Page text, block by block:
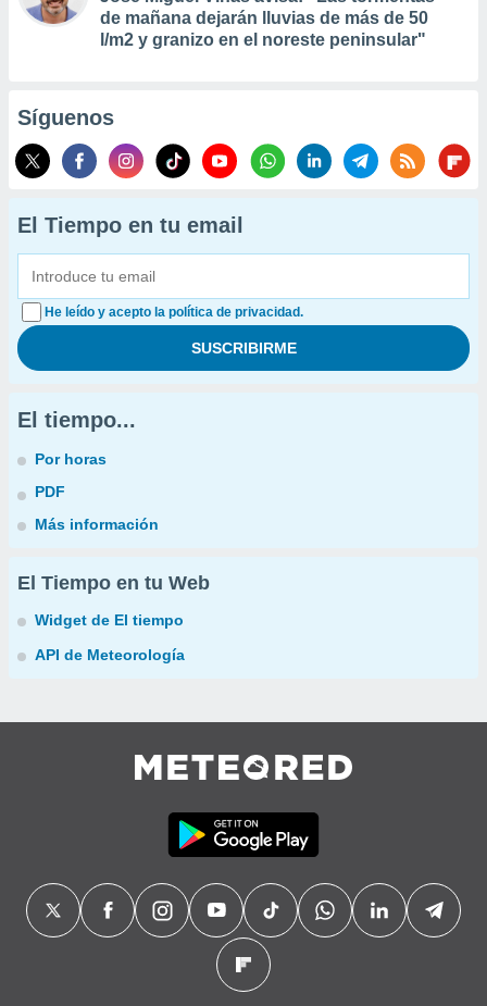
de mañana dejarán lluvias de más de 50
l/m2 y granizo en el noreste peninsular"
Síguenos
El Tiempo en tu email
He leído y acepto la política de privacidad.
El tiempo...
Por horas
PDF
Más información
El Tiempo en tu Web
Widget de El tiempo
API de Meteorología